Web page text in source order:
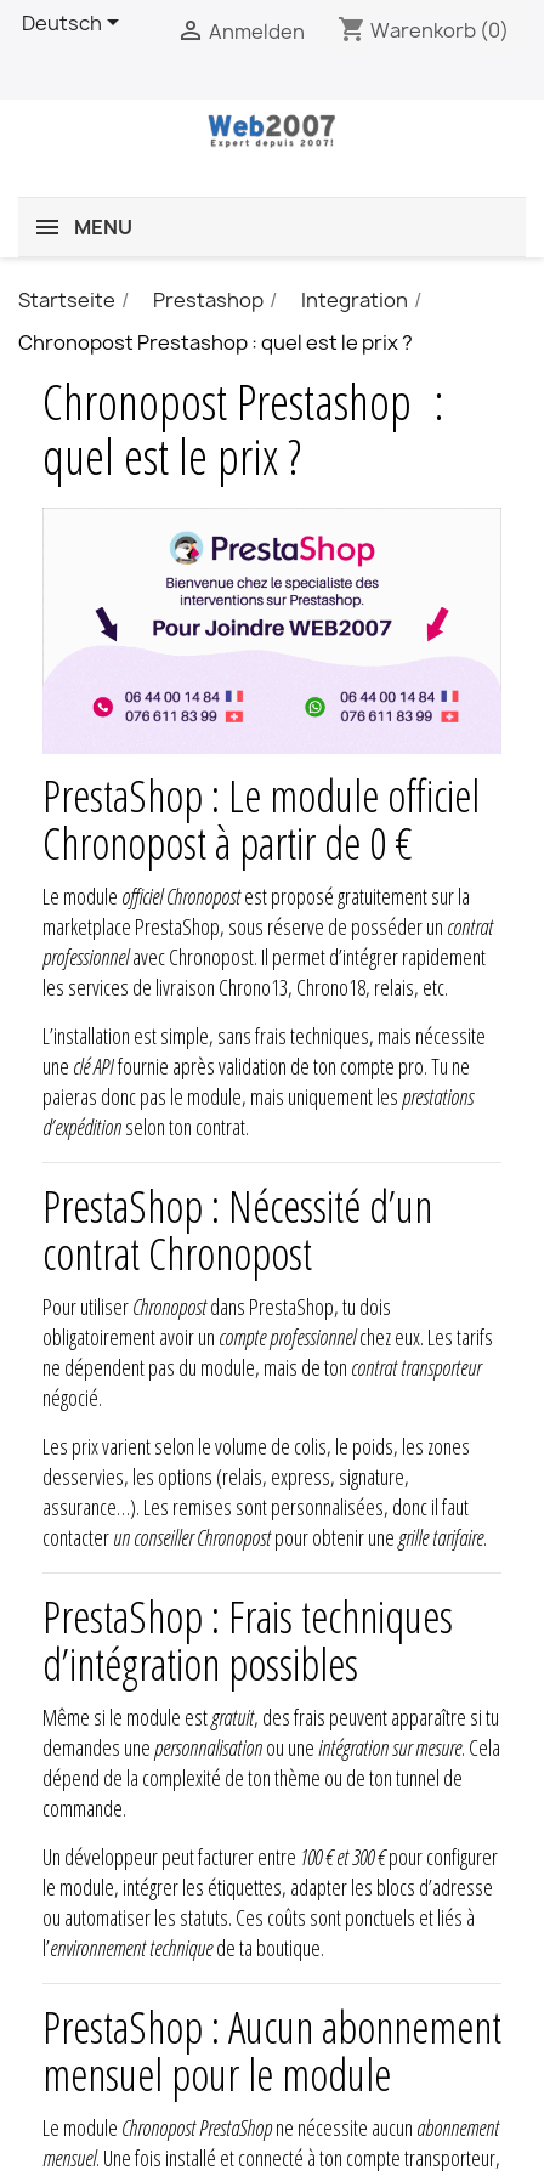
Deutsch  Anmelden shopping_cart Warenkorb (0)
MENU
Startseite Prestashop
Integration
Chronopost Prestashop : quel est le prix ?
Chronopost Prestashop :
quel est le prix ?
PrestaShop : Le module officiel
Chronopost à partir de 0 €
Le module officiel Chronopostest proposé gratuitement sur la
marketplace PrestaShop, sous réserve de posséder un contrat
professionnelavec Chronopost. Il permet d’intégrer rapidement
les services de livraison Chrono13, Chrono18, relais, etc.
L’installation est simple, sans frais techniques, mais nécessite
une clé APIfournie après validation de ton compte pro. Tu ne
paieras donc pas le module, mais uniquement lesprestations
d’expéditionselon ton contrat.
PrestaShop : Nécessité d’un
contrat Chronopost
Pour utiliserChronopostdans PrestaShop, tu dois
obligatoirement avoir un compte professionnelchez eux. Les tarifs
ne dépendent pas du module, mais de ton contrat transporteur
négocié.
Les prix varient selon le volume de colis, le poids, les zones
desservies, les options (relais, express, signature,
assurance…). Les remises sont personnalisées, donc il faut
contacterun conseiller Chronopostpour obtenir une grille tarifaire.
PrestaShop : Frais techniques
d’intégration possibles
Même si le module estgratuit, des frais peuvent apparaître si tu
demandes unepersonnalisationou uneintégration sur mesure. Cela
dépend de la complexité de ton thème ou de ton tunnel de
commande.
Un développeur peut facturer entre 100 € et 300 €pour configurer
le module, intégrer les étiquettes, adapter les blocs d’adresse
ou automatiser les statuts. Ces coûts sont ponctuels et liés à
l’environnement techniquede ta boutique.
PrestaShop : Aucun abonnement
mensuel pour le module
Le module Chronopost PrestaShopne nécessite aucun abonnement
mensuel. Une fois installé et connecté à ton compte transporteur,